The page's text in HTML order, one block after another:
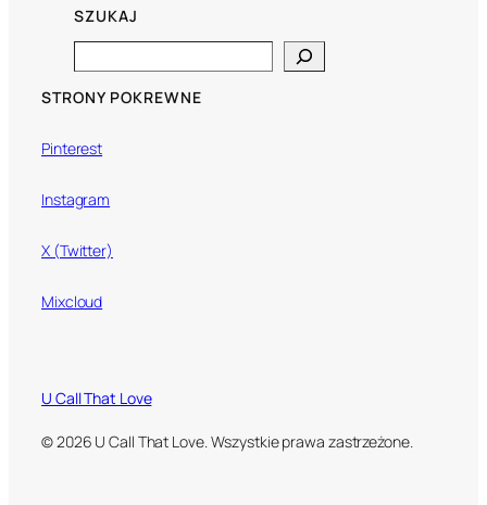
SZUKAJ
STRONY POKREWNE
Pinterest
Instagram
X (Twitter)
Mixcloud
U Call That Love
© 2026 U Call That Love. Wszystkie prawa zastrzeżone.